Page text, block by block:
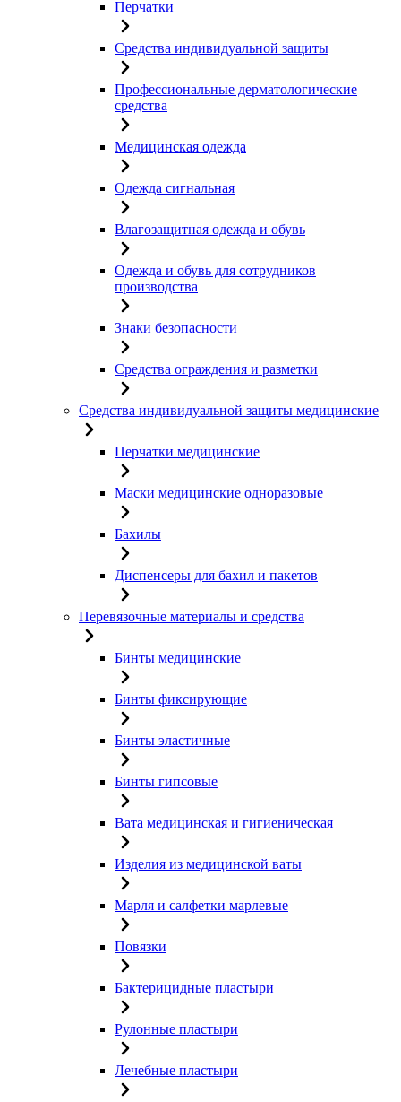
Перчатки
Средства индивидуальной защиты
Профессиональные дерматологические
средства
Медицинская одежда
Одежда сигнальная
Влагозащитная одежда и обувь
Одежда и обувь для сотрудников
производства
Знаки безопасности
Средства ограждения и разметки
Средства индивидуальной защиты медицинские
Перчатки медицинские
Маски медицинские одноразовые
Бахилы
Диспенсеры для бахил и пакетов
Перевязочные материалы и средства
Бинты медицинские
Бинты фиксирующие
Бинты эластичные
Бинты гипсовые
Вата медицинская и гигиеническая
Изделия из медицинской ваты
Марля и салфетки марлевые
Повязки
Бактерицидные пластыри
Рулонные пластыри
Лечебные пластыри